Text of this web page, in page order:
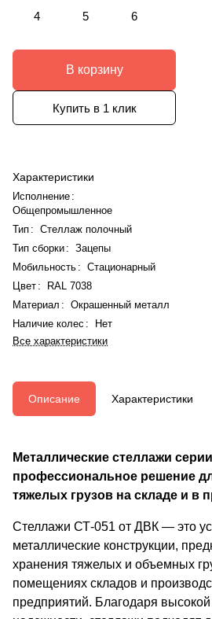
4 5 6
В корзину
Купить в 1 клик
Характеристики
Исполнение :
Общепромышленное
Тип : Стеллаж полочный
Тип сборки: Зацепы
Мобильность : Стационарный
Цвет :
RAL 7038
Материал : Окрашенный металл
Наличие колес :
Нет
Все характеристики
Описание Характеристики
Металлические стеллажи
профессиональное решение
тяжелых грузов на складе и в
Стеллажи СТ-051 от ДВК — это
металлические конструкции,
хранения тяжелых и объемных
помещениях складов и
предприятий. Благодаря